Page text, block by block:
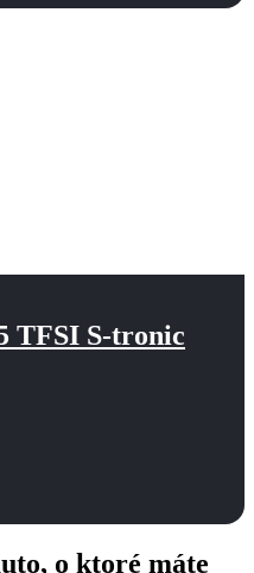
TFSI S-tronic
o ktoré máte